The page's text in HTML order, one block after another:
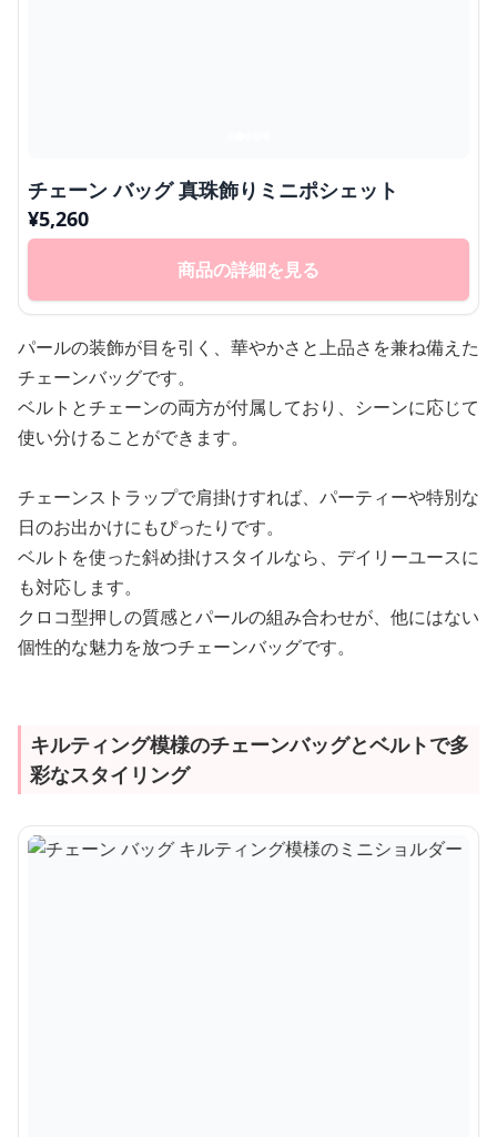
チェーン バッグ 真珠飾りミニポシェット
¥5,260
商品の詳細を見る
パールの装飾が目を引く、華やかさと上品さを兼ね備えた
チェーンバッグです。
ベルトとチェーンの両方が付属しており、シーンに応じて
使い分けることができます。
チェーンストラップで肩掛けすれば、パーティーや特別な
日のお出かけにもぴったりです。
ベルトを使った斜め掛けスタイルなら、デイリーユースに
も対応します。
クロコ型押しの質感とパールの組み合わせが、他にはない
個性的な魅力を放つチェーンバッグです。
キルティング模様のチェーンバッグとベルトで多
彩なスタイリング